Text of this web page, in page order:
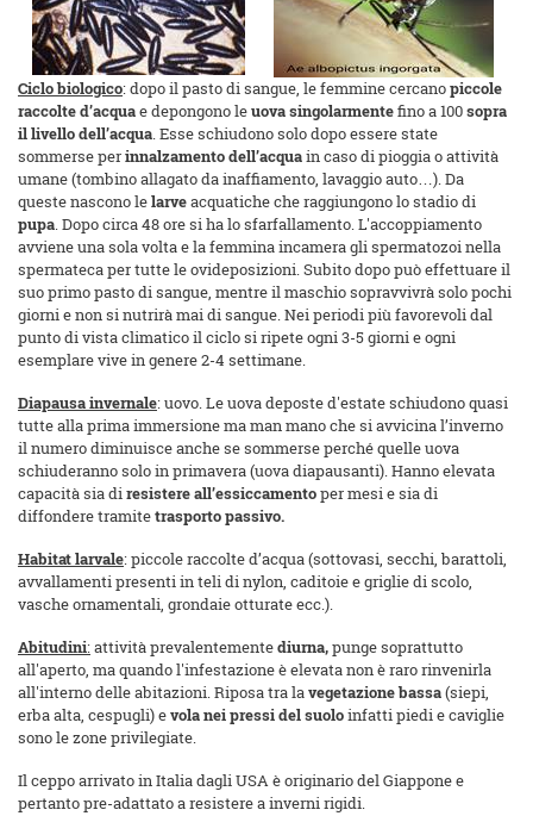
Ciclo biologico: dopo il pasto di sangue, le femmine cercanopiccole
raccolte d’acquae depongono leuovasingolarmentefino a 100sopra
il livello dell’acqua. Esse schiudono solo dopo essere state
sommerse perinnalzamento dell’acquain caso di pioggia o attività
umane (tombino allagato da inaffiamento, lavaggio auto…). Da
queste nascono lelarveacquatiche che raggiungono lo stadio di
pupa. Dopo circa 48 ore si ha lo sfarfallamento. L'accoppiamento
avviene una sola volta e la femmina incamera gli spermatozoi nella
spermateca per tutte le ovideposizioni. Subito dopo può effettuare il
suo primo pasto di sangue, mentre il maschio sopravvivrà solo pochi
giorni e non si nutrirà mai di sangue. Nei periodi più favorevoli dal
punto di vista climatico il ciclo si ripete ogni 3-5 giorni e ogni
esemplare vive in genere 2-4 settimane.
Diapausa invernale: uovo. Le uova deposte d'estate schiudono quasi
tutte alla prima immersione ma man mano che si avvicina l’inverno
il numero diminuisce anche se sommerse perché quelle uova
schiuderanno solo in primavera (uova diapausanti). Hanno elevata
capacità sia diresistere all’essiccamentoper mesi e sia di
diffondere tramitetrasporto passivo.
Habitat larvale: piccole raccolte d’acqua (sottovasi, secchi, barattoli,
avvallamenti presenti in teli di nylon, caditoie e griglie di scolo,
vasche ornamentali, grondaie otturate ecc.).
Abitudini:attività prevalentementediurna,punge soprattutto
all'aperto, ma quando l'infestazione è elevata non è raro rinvenirla
all'interno delle abitazioni. Riposa tra lavegetazione bassa(siepi,
erba alta, cespugli) evola nei pressi del suoloinfatti piedi e caviglie
sono le zone privilegiate.
Il ceppo arrivato in Italia dagli USA è originario del Giappone e
pertanto pre-adattato a resistere a inverni rigidi.